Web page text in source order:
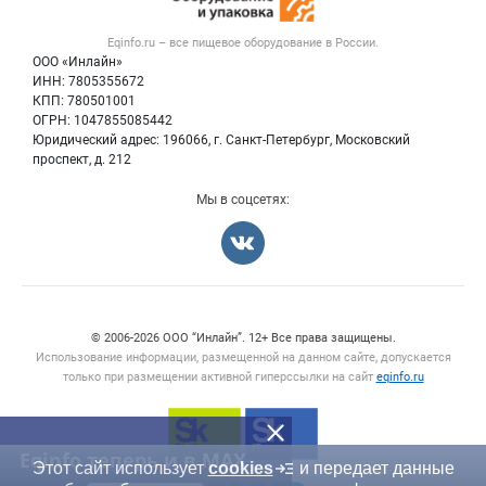
Eqinfo теперь и в MAX
Eqinfo.ru – все пищевое оборудование в России.
ООО «Инлайн»
ИНН: 7805355672
КПП: 780501001
ОГРН: 1047855085442
Юридический адрес: 196066, г. Санкт-Петербург, Московский
проспект, д. 212
Контактная информация
Политика обработки персональных данных
Вакансии
Тара и упаковка
Б/у оборудование
Мы в соцсетях:
© 2006‑2026 ООО “Инлайн”. 12+ Все права защищены.
Использование информации, размещенной на данном сайте, допускается
только при размещении активной гиперссылки на сайт eqinfo.ru
Этот сайт используетcookies
и передает данные